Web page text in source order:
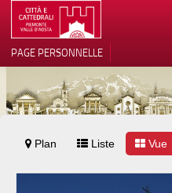
TERRITOIRE
ARCHITECTURE
MUSÉES
ITINÉRAIRES
PAGE PERSONNELLE
Plan Liste Vue
Notification lors de la
Vos